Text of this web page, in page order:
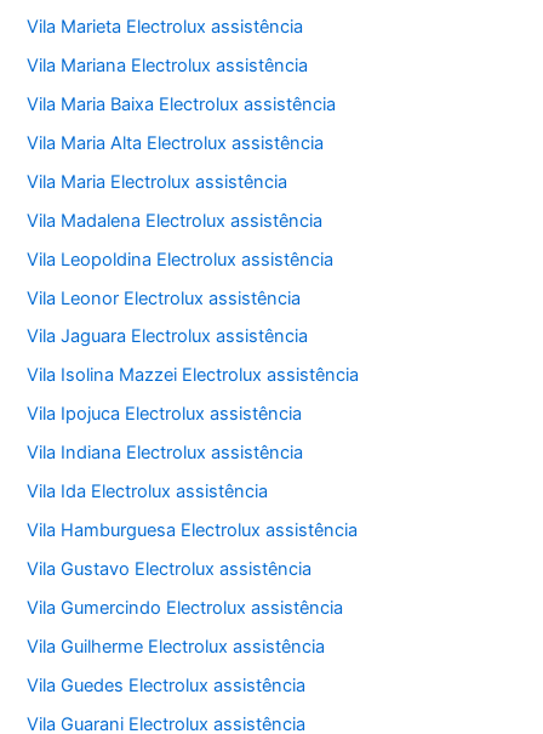
Vila Marieta Electrolux assistência
Vila Mariana Electrolux assistência
Vila Maria Baixa Electrolux assistência
Vila Maria Alta Electrolux assistência
Vila Maria Electrolux assistência
Vila Madalena Electrolux assistência
Vila Leopoldina Electrolux assistência
Vila Leonor Electrolux assistência
Vila Jaguara Electrolux assistência
Vila Isolina Mazzei Electrolux assistência
Vila Ipojuca Electrolux assistência
Vila Indiana Electrolux assistência
Vila Ida Electrolux assistência
Vila Hamburguesa Electrolux assistência
Vila Gustavo Electrolux assistência
Vila Gumercindo Electrolux assistência
Vila Guilherme Electrolux assistência
Vila Guedes Electrolux assistência
Vila Guarani Electrolux assistência